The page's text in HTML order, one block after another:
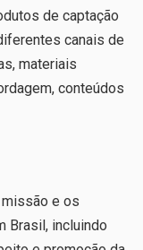
de captação
canais de
materiais
conteúdos
e os
Brasil, incluindo